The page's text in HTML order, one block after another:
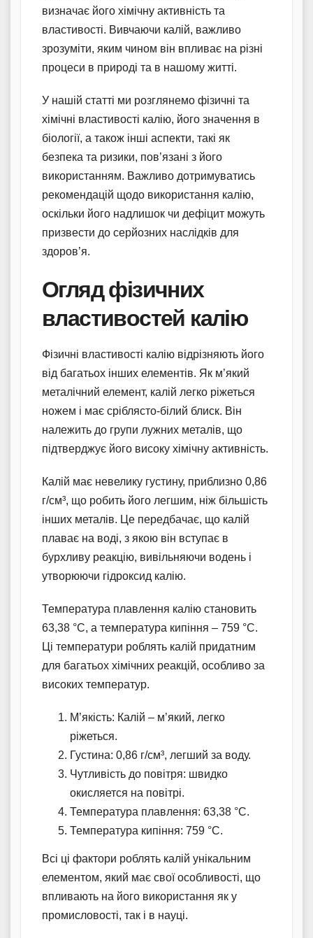
визначає його хімічну активність та
властивості. Вивчаючи калій, важливо
зрозуміти, яким чином він впливає на різні
процеси в природі та в нашому житті.
У нашій статті ми розглянемо фізичні та
хімічні властивості калію, його значення в
біології, а також інші аспекти, такі як
безпека та ризики, пов’язані з його
використанням. Важливо дотримуватись
рекомендацій щодо використання калію,
оскільки його надлишок чи дефіцит можуть
призвести до серйозних наслідків для
здоров’я.
Огляд фізичних
властивостей калію
Фізичні властивості калію відрізняють його
від багатьох інших елементів. Як м’який
металічний елемент, калій легко ріжеться
ножем і має сріблясто-білий блиск. Він
належить до групи лужних металів, що
підтверджує його високу хімічну активність.
Калій має невелику густину, приблизно 0,86
г/см³, що робить його легшим, ніж більшість
інших металів. Це передбачає, що калій
плаває на воді, з якою він вступає в
бурхливу реакцію, вивільняючи водень і
утворюючи гідроксид калію.
Температура плавлення калію становить
63,38 °C, а температура кипіння – 759 °C.
Ці температури роблять калій придатним
для багатьох хімічних реакцій, особливо за
високих температур.
М’якість: Калій – м’який, легко
ріжеться.
Густина: 0,86 г/см³, легший за воду.
Чутливість до повітря: швидко
окисляется на повітрі.
Температура плавлення: 63,38 °C.
Температура кипіння: 759 °C.
Всі ці фактори роблять калій унікальним
елементом, який має свої особливості, що
впливають на його використання як у
промисловості, так і в науці.